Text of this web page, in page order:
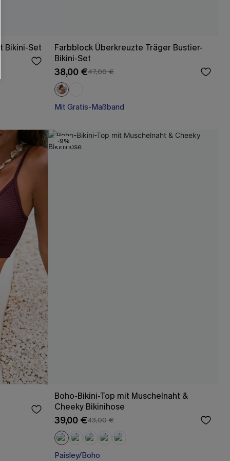
Bikini-Set
Farbblock Überkreuzte Träger Bustier-
Bikini-Set
38,00 €47,00 €
Mit Gratis-Maßband
Rüschen
-9%
Boho-Bikini-Top mit Muschelnaht &
Cheeky Bikinihose
39,00 €43,00 €
Paisley/Boho